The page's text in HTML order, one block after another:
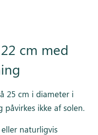
cm med
25 cm i diameter i
påvirkes ikke af solen.
naturligvis